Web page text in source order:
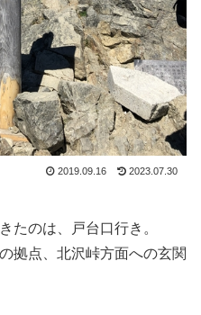
2019.09.16 2023.07.30
たのは、戸台口行き。
拠点、北沢峠方面への玄関